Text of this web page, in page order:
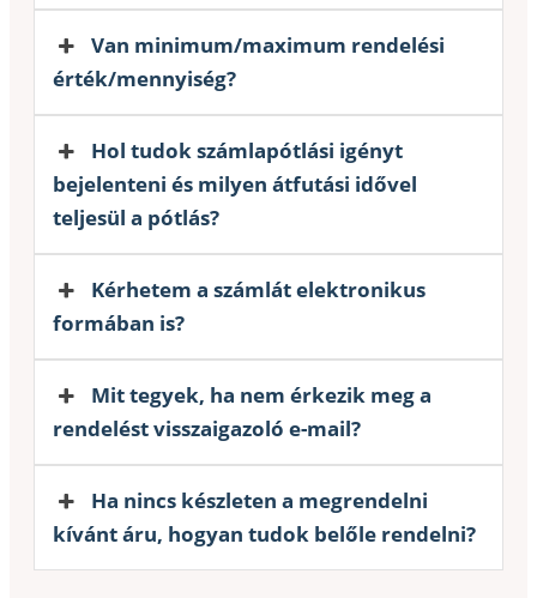
Van minimum/maximum rendelési
érték/mennyiség?
Hol tudok számlapótlási igényt
bejelenteni és milyen átfutási idővel
teljesül a pótlás?
Kérhetem a számlát elektronikus
formában is?
Mit tegyek, ha nem érkezik meg a
rendelést visszaigazoló e-mail?
Ha nincs készleten a megrendelni
kívánt áru, hogyan tudok belőle rendelni?